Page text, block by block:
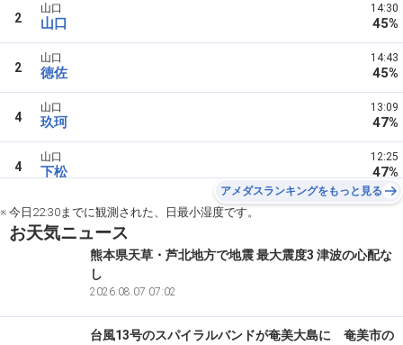
2
山口
山口
14:30
45%
2
山口
徳佐
14:43
45%
4
山口
玖珂
13:09
47%
4
山口
下松
12:25
47%
アメダスランキングをもっと見る
※ 今日22:30までに観測された、日最小湿度です。
お天気ニュース
熊本県天草・芦北地方で地震 最大震度3 津波の心配な
し
2026.08.07 07:02
台風13号のスパイラルバンドが奄美大島に 奄美市の